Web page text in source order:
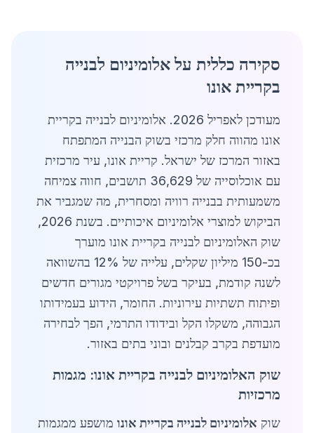
סקירה כללית על אלומיניום לבנייה
בקריית אונו
מעודכן לאפריל 2026. אלומיניום לבנייה בקריית
אונו מהווה חלק מרכזי בשוק הבנייה המתפתח
באזור המרכז של ישראל. קריית אונו, עיר מרכזית
עם אוכלוסייה של 36,629 תושבים, חווה צמיחה
משמעותית בבנייה רוויה ומסחרית, מה שמגביר את
הביקוש למוצרי אלומיניום איכותיים. בשנת 2026,
שוק האלומיניום לבנייה בקריית אונו מוערך
בכ-150 מיליון שקלים, עלייה של 12% בהשוואה
לשנה קודמת, בעיקר בשל פרויקטי מגורים חדשים
ופיתוח תשתיות עירוניות. החומר, הידוע בעמידותו
הגבוהה, משקלו הקל ובידודו התרמי, הפך לבחירה
מועדפת בקרב קבלנים ובוני בתים באזור.
שוק האלומיניום לבנייה בקריית אונו: מגמות
מרכזיות
שוק אלומיניום לבנייה בקריית אונו מושפע ממגמות